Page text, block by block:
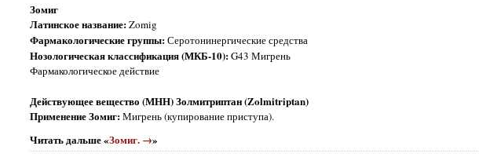
Зомиг
Латинское название:Zomig
Фармакологические группы:Серотонинергические средства
Нозологическая классификация (МКБ-10):G43 Мигрень
Фармакологическое действие
Действующее вещество (МНН) Золмитриптан (Zolmitriptan)
Применение Зомиг:Мигрень (купирование приступа).
Читать дальше «Зомиг. →»